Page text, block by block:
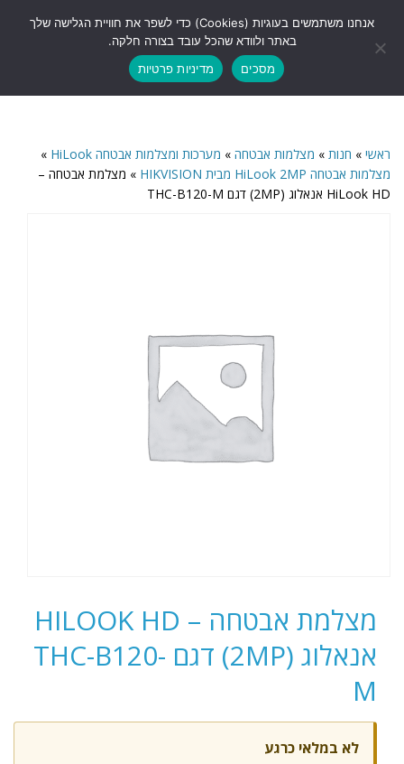
תפריט
ראשי » חנות » מצלמות אבטחה » מערכות ומצלמות אבטחה HiLook
»
מצלמות אבטחה HiLook 2MP מבית HIKVISION
» מצלמת אבטחה –
HiLook HD אנאלוג (2MP) דגם THC-B120-M
מצלמת אבטחה – HILOOK HD
אנאלוג (2MP) דגם THC-B120-
M
לא במלאי כרגע
אנחנו משתמשים בעוגיות (Cookies) כדי לשפר את חוויית הגלישה שלך
באתר ולוודא שהכל עובד בצורה חלקה.
מסכים
מדיניות פרטיות